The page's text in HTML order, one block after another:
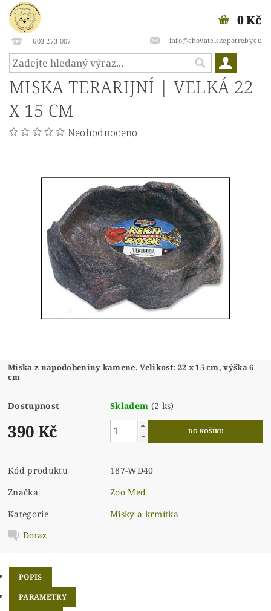
603 273 007 info@chovatelskepotreby.eu
0 Kč
MISKA TERARIJNÍ | VELKÁ 22
X 15 CM
Neohodnoceno
Miska z napodobeniny kamene. Velikost: 22 x 15 cm, výška 6
cm
Dostupnost Skladem (2 ks)
390 Kč
Kód produktu
187-WD40
Značka
Zoo Med
Kategorie
Misky a krmítka
Dotaz
POPIS
PARAMETRY